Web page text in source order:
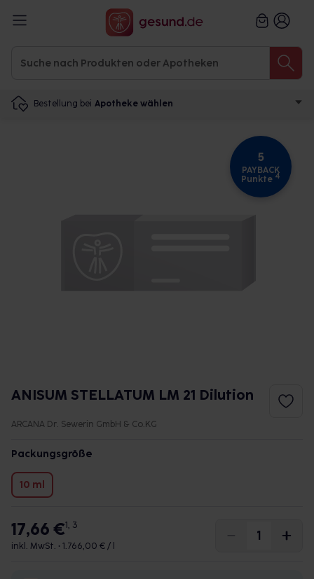
Bestellung bei Apotheke wählen
5
PAYBACK
Punkte 4
ANISUM STELLATUM LM 21 Dilution
ARCANA Dr. Sewerin GmbH & Co.KG
Packungsgröße
10 ml
17,66 €1, 3
inkl. MwSt. • 1.766,00 € / l